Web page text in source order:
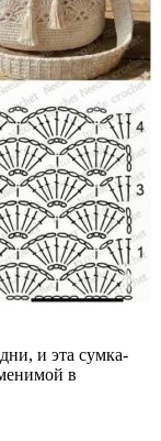
и эта сумка-
в